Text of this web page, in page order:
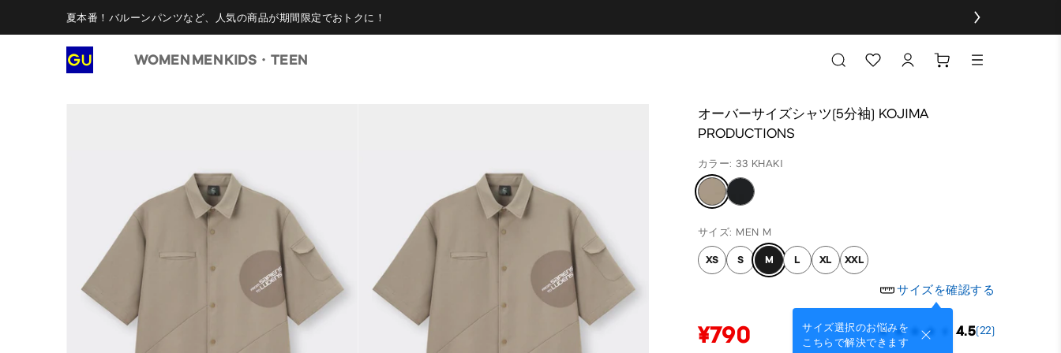
夏本番！バルーンパンツなど、人気の商品が期間限定でおトクに！
WOMEN MENKIDS・TEEN
オーバーサイズシャツ(5分袖) KOJIMA
PRODUCTIONS
カラー: 33 KHAKI
サイズ: MEN M
XS S M L XL XXL
サイズを確認する
サイズ選択のお悩みを
こちらで解決できます
¥790 4.5(22)